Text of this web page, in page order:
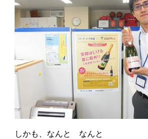
しかも、なんと なんと